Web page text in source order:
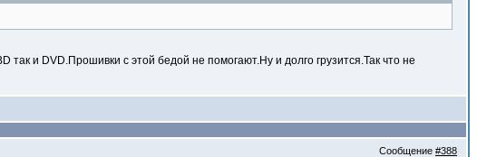
и DVD.Прошивки с этой бедой не помогают.Ну и долго грузится.Так что не
Сообщение #388